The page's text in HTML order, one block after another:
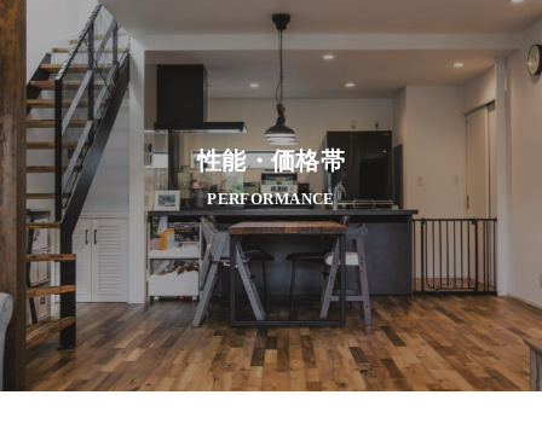
性能・価格帯
PERFORMANCE